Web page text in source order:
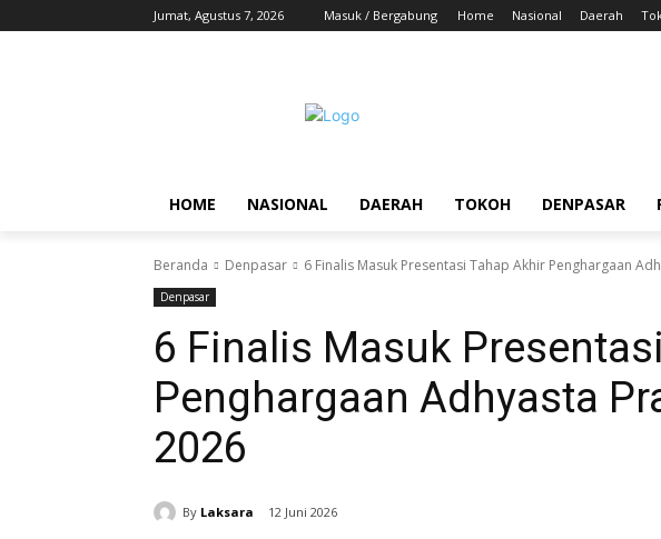
Jumat, Agustus 7, 2026 Masuk / Bergabung Home Nasional Daerah
HOME NASIONAL DAERAH TOKOH DENPASAR
Beranda Denpasar 6 Finalis Masuk Presentasi Tahap Akhir Penghargaan
Denpasar
6 Finalis Masuk
Penghargaan Adhyasta
2026
By Laksara 12 Juni 2026